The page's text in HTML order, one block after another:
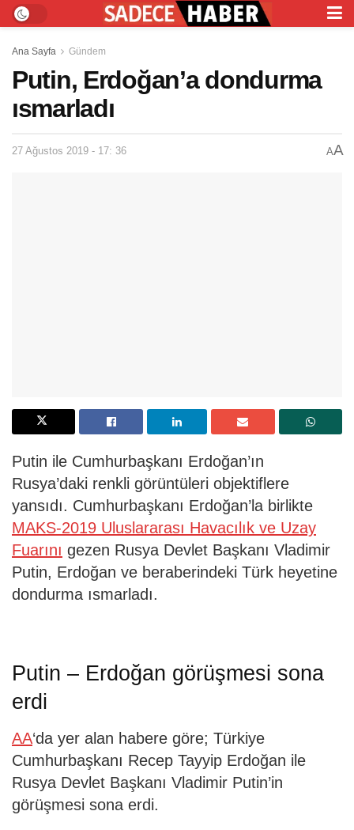
Ana Sayfa Gündem
Putin, Erdoğan’a dondurma
ısmarladı
27 Ağustos 2019 - 17: 36 AA
Putin ile Cumhurbaşkanı Erdoğan’ın
Rusya’daki renkli görüntüleri objektiflere
yansıdı. Cumhurbaşkanı Erdoğan’la birlikte
MAKS-2019 Uluslararası Havacılık ve Uzay
Fuarını gezen Rusya Devlet Başkanı Vladimir
Putin, Erdoğan ve beraberindeki Türk heyetine
dondurma ısmarladı.
Putin – Erdoğan görüşmesi sona
erdi
AA‘da yer alan habere göre; Türkiye
Cumhurbaşkanı Recep Tayyip Erdoğan ile
Rusya Devlet Başkanı Vladimir Putin’in
görüşmesi sona erdi.